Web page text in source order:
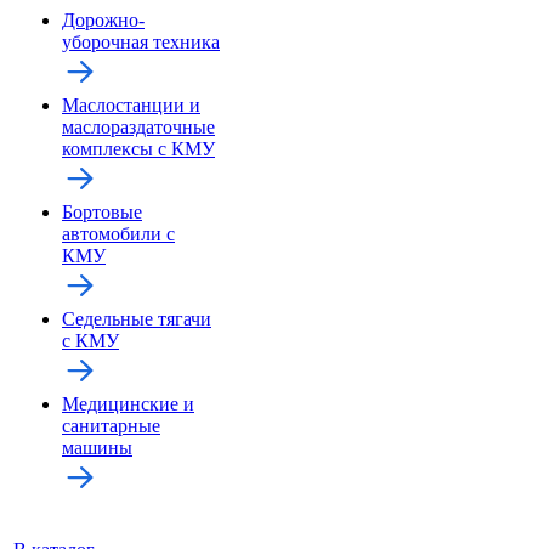
Дорожно-
уборочная техника
Маслостанции и
маслораздаточные
комплексы с КМУ
Бортовые
автомобили с
КМУ
Седельные тягачи
с КМУ
Медицинские и
санитарные
машины